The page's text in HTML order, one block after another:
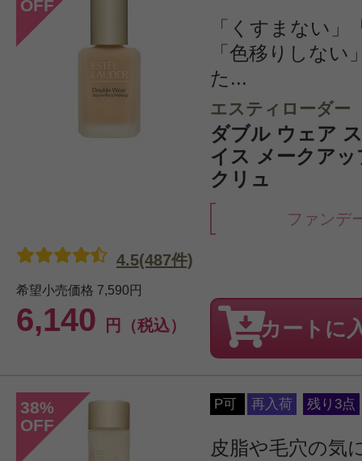
OFF
「くすまない
「色移りしない
た...
エスティローダー
ダブル ウェア
イス メークア
クリュ
ファンデ
希望小売価格 7,590円
6,140 円（税込）
4.5(487件)
カートに
38%
OFF
P可 再入荷 残り3点
皮脂や毛穴の気